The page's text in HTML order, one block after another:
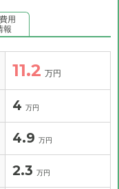
用
報
11.2 万円
4 万円
4.9 万円
2.3 万円